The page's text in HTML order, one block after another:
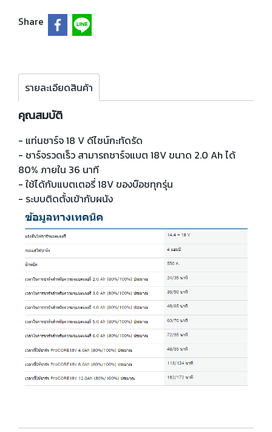
Share
รายละเอียดสินค้า
คุณสมบัติ
- แท่นชาร์จ 18 V ดีไซน์กะทัดรัด
- ชาร์จรวดเร็ว สามารถชาร์จแบต 18V ขนาด 2.0 Ah ได้
80% ภายใน 36 นาที
- ใช้ได้กับแบตเตอรี่ 18V ของบ๊อชทุกรุ่น
- ระบบติดตั้งเข้ากับผนัง